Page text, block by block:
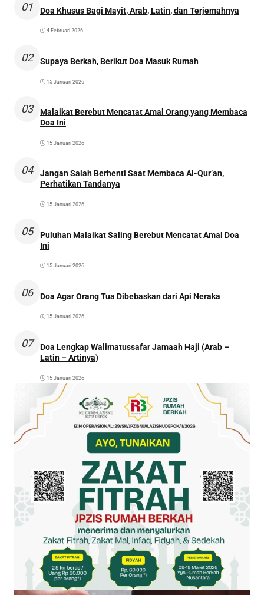
01 Doa Khusus Bagi Mayit, Arab, Latin, dan Terjemahnya
4 Februari 2026
02 Supaya Berkah, Berikut Doa Masuk Rumah
15 Januari 2026
03
Malaikat Berebut Mencatat Amal Orang yang Membaca
Doa Ini
15 Januari 2026
04
Jangan Salah Berhenti Saat Membaca Al-Qur’an,
Perhatikan Tandanya
15 Januari 2026
05
Puluhan Malaikat Saling Berebut Mencatat Amal Doa
Ini
15 Januari 2026
06 Doa Agar Orang Tua Dibebaskan dari Api Neraka
15 Januari 2026
07
Doa Lengkap Walimatussafar Jamaah Haji (Arab –
Latin – Artinya)
15 Januari 2026